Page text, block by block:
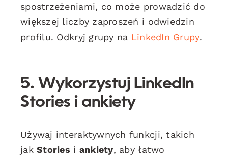
spostrzeżeniami, co może prowadzić do
większej liczby zaproszeń i odwiedzin
profilu. Odkryj grupy na LinkedIn Grupy.
5. Wykorzystuj LinkedIn
Stories i ankiety
Używaj interaktywnych funkcji, takich
jakStories i ankiety, aby łatwo